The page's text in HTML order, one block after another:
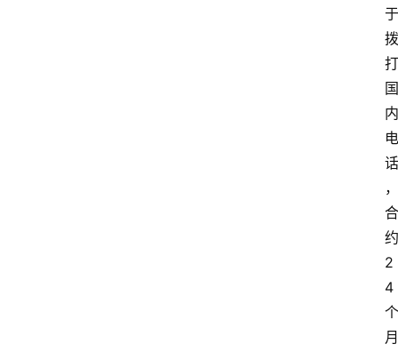
于
拨
打
国
内
电
话
，
合
约
2
4
个
月